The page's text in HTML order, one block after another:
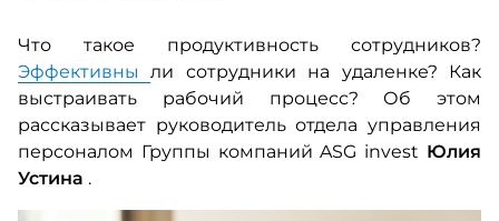
Что такое продуктивность сотрудников?
Эффективныли сотрудники на удаленке? Как
выстраивать рабочий процесс? Об этом
рассказывает руководитель отдела управления
персоналом Группы компаний ASG invest Юлия
Устина .